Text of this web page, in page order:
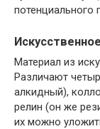
потенциального
Материал из
Различают
алкидный),
релин (он же
их можно